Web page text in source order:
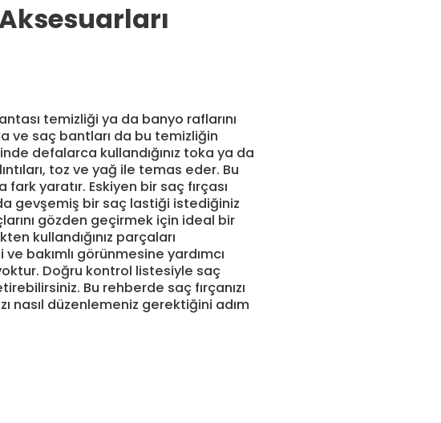
temizliği ya da banyo raflarını
ve saç bantları da bu temizliğin
defalarca kullandığınız toka ya da
toz ve yağ ile temas eder. Bu
yaratır. Eskiyen bir saç fırçası
gevşemiş bir saç lastiği istediğiniz
gözden geçirmek için ideal bir
kullandığınız parçaları
bakımlı görünmesine yardımcı
Doğru kontrol listesiyle saç
Bu rehberde saç fırçanızı
nasıl düzenlemeniz gerektiğini adım